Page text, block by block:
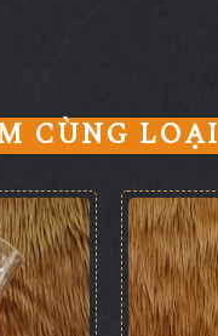
CÙNG LOẠI